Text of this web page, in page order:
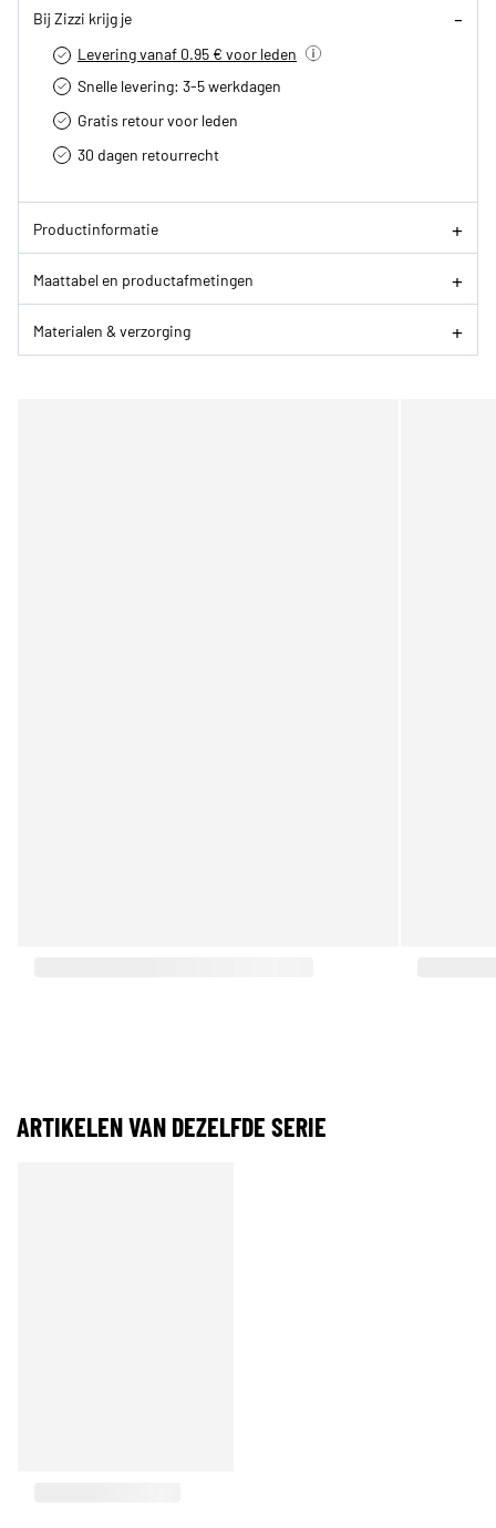
Bij Zizzi krijg je
Levering vanaf 0.95 € voor leden
Snelle levering: 3-5 werkdagen
Gratis retour voor leden
30 dagen retourrecht­
Productinformatie
Maattabel en productafmetingen
Materialen & verzorging
ARTIKELEN VAN DEZELFDE SERIE